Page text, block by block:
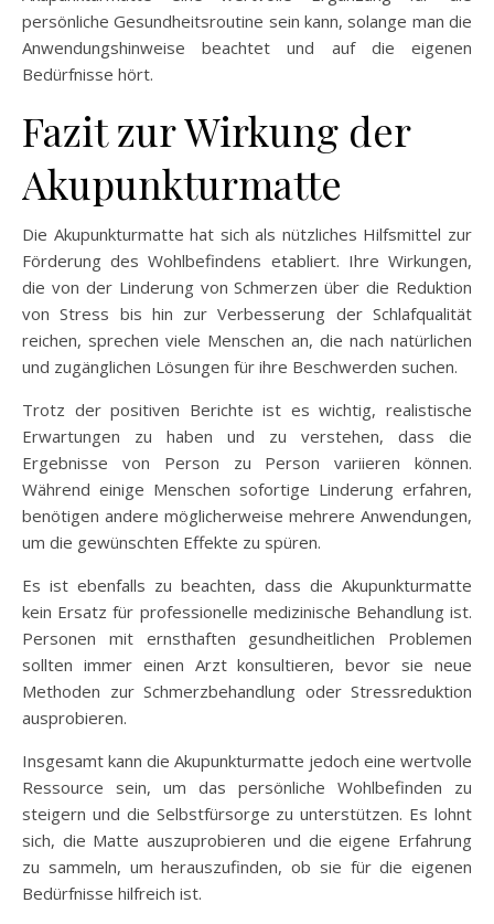
persönliche Gesundheitsroutine sein kann, solange man die
Anwendungshinweise beachtet und auf die eigenen
Bedürfnisse hört.
Fazit zur Wirkung der
Akupunkturmatte
Die Akupunkturmatte hat sich als nützliches Hilfsmittel zur
Förderung des Wohlbefindens etabliert. Ihre Wirkungen,
die von der Linderung von Schmerzen über die Reduktion
von Stress bis hin zur Verbesserung der Schlafqualität
reichen, sprechen viele Menschen an, die nach natürlichen
und zugänglichen Lösungen für ihre Beschwerden suchen.
Trotz der positiven Berichte ist es wichtig, realistische
Erwartungen zu haben und zu verstehen, dass die
Ergebnisse von Person zu Person variieren können.
Während einige Menschen sofortige Linderung erfahren,
benötigen andere möglicherweise mehrere Anwendungen,
um die gewünschten Effekte zu spüren.
Es ist ebenfalls zu beachten, dass die Akupunkturmatte
kein Ersatz für professionelle medizinische Behandlung ist.
Personen mit ernsthaften gesundheitlichen Problemen
sollten immer einen Arzt konsultieren, bevor sie neue
Methoden zur Schmerzbehandlung oder Stressreduktion
ausprobieren.
Insgesamt kann die Akupunkturmatte jedoch eine wertvolle
Ressource sein, um das persönliche Wohlbefinden zu
steigern und die Selbstfürsorge zu unterstützen. Es lohnt
sich, die Matte auszuprobieren und die eigene Erfahrung
zu sammeln, um herauszufinden, ob sie für die eigenen
Bedürfnisse hilfreich ist.